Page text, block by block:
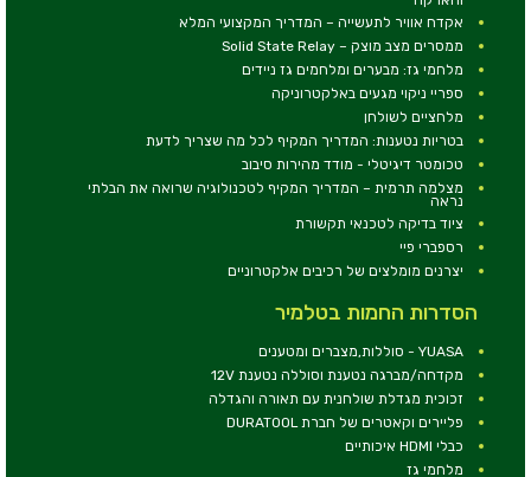
אקדח אוויר לתעשייה – המדריך המקצועי המלא
ממסרים מצב מוצק – Solid State Relay
מלחמי גז: מבערים ומלחמים גז ניידים
ספריי ניקוי מגעים באלקטרוניקה
מלחציים לשולחן
בטריות נטענות: המדריך המקיף לכל מה שצריך לדעת
טכומטר דיגיטלי - מודד מהירות סיבוב
מצלמה תרמית – המדריך המקיף לטכנולוגיה שרואה את הבלתי
נראה
ציוד בדיקה לטכנאי תקשורת
רספברי פיי
יצרנים מומלצים של רכיבים אלקטרוניים
הסדרות החמות בטלמיר
YUASA - סוללות,מצברים ומטענים
מקדחה/מברגה נטענת וסוללה נטענת 12V
זכוכית מגדלת שולחנית עם תאורה והגדלה
פליירים וקאטרים של חברת DURATOOL
כבלי HDMI איכותיים
מלחמי גז